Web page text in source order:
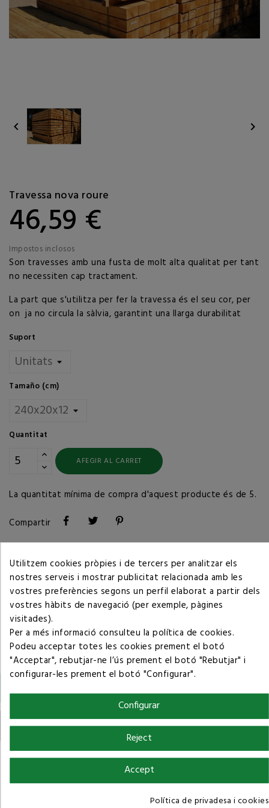
 
Travessa nova roure
46,59 €
Impostos inclosos
Son travesses amb una fusta de molt alta qualitat per tant
no necessiten cap tractament.
La part que s'utilitza per fer la travessa és el seu cor, per
on ja no circula la sàlvia, garantint una llarga durabilitat
Suport
Tamaño (cm)
Quantitat
AFEGIR AL CARRET
La quantitat mínima de compra d'aquest producte és de 5.
Compartir
Política de privacitat
Condicions de compra
Detalls del producte
-El Color I El Tamany Del Material Pot Variar Sensiblement Respecte A Les
Imatges A Causa De La Particularitat Del Producte.
Utilitzem cookies pròpies i de tercers per analitzar els
nostres serveis i mostrar publicitat relacionada amb les
vostres preferències segons un perfil elaborat a partir dels
vostres hàbits de navegació (per exemple, pàgines
visitades).
Per a més informació consulteu la política de cookies.
Podeu acceptar totes les cookies prement el botó
"Acceptar", rebutjar-ne l’ús prement el botó "Rebutjar" i
configurar-les prement el botó "Configurar".
Configurar
Reject
Accept
Política de privadesa i cookies